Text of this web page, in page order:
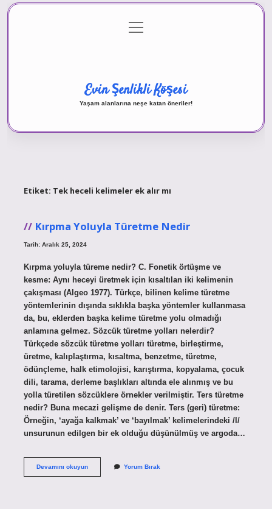
Gizlilik Politikası
menüyü
aç
Evin Şenlikli Köşesi
Yaşam alanlarına neşe katan öneriler!
Etiket: Tek heceli kelimeler ek alır mı
Kırpma Yoluyla Türetme Nedir
Tarih: Aralık 25, 2024
Kırpma yoluyla türeme nedir? C. Fonetik örtüşme ve
kesme: Aynı heceyi üretmek için kısaltılan iki kelimenin
çakışması (Algeo 1977). Türkçe, bilinen kelime türetme
yöntemlerinin dışında sıklıkla başka yöntemler kullanmasa
da, bu, eklerden başka kelime türetme yolu olmadığı
anlamına gelmez. Sözcük türetme yolları nelerdir?
Türkçede sözcük türetme yolları türetme, birleştirme,
üretme, kalıplaştırma, kısaltma, benzetme, türetme,
ödünçleme, halk etimolojisi, karıştırma, kopyalama, çocuk
dili, tarama, derleme başlıkları altında ele alınmış ve bu
yolla türetilen sözcüklere örnekler verilmiştir. Ters türetme
nedir? Buna mecazi gelişme de denir. Ters (geri) türetme:
Örneğin, ‘ayağa kalkmak’ ve ‘bayılmak’ kelimelerindeki /l/
unsurunun edilgen bir ek olduğu düşünülmüş ve argoda…
Devamını okuyunKırpma
Yorum Bırak